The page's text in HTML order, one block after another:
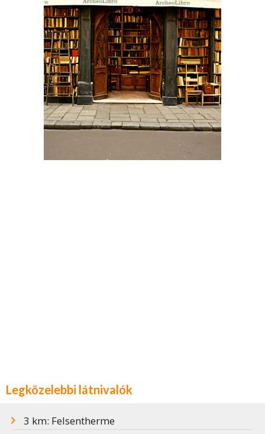
Legközelebbi látnivalók
3 km: Felsentherme